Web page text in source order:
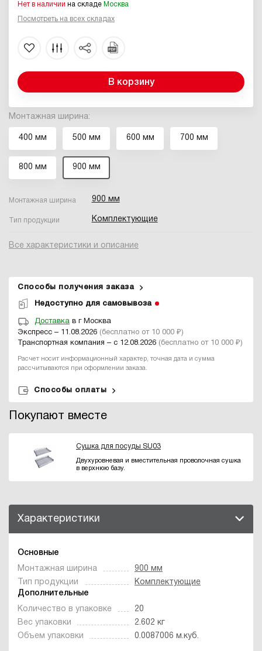
Монтажная ширина:
400 мм 500 мм 600 мм 700 мм
800 мм 900 мм
Монтажная ширина 900 мм
Тип продукции Комплектующие
Все характеристики и описание
Нет в наличии на складе Москва
Посмотреть на всех складах
В корзину
Способы получения заказа
Недоступно для самовывоза
Доставка в г Москва
Экспресс – 11.08.2026 (бесплатно от 10 000 ₽)
Транспортная компания – с 12.08.2026 (бесплатно от 10 000 ₽)
Расчет носит информационный характер, точная дата и сумма
рассчитываются при оформлении заказа.
Способы оплаты
Покупают вместе
Сушка для посуды SU03
Двухуровневая и вместительная проволочная сушка
в верхнюю базу.
Характеристики
Основные
Монтажная ширина
900 мм
Тип продукции
Комплектующие
Дополнительные
Количество в упаковке
20
Вес упаковки
2.602 кг
Объем упаковки
0.0087006 м.куб.